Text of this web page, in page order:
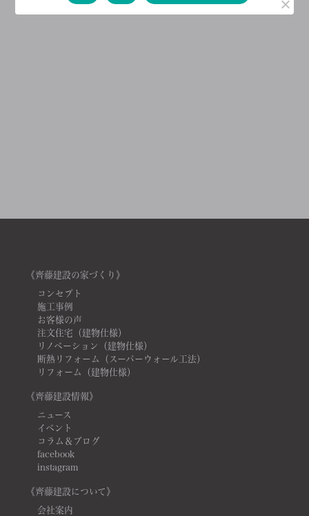
《齊藤建設の家づくり》
コンセプト
施工事例
お客様の声
注文住宅（建物仕様）
リノベーション（建物仕様）
断熱リフォーム（スーパーウォール工法）
リフォーム（建物仕様）
《齊藤建設情報》
ニュース
イベント
コラム＆ブログ
facebook
instagram
《齊藤建設について》
会社案内